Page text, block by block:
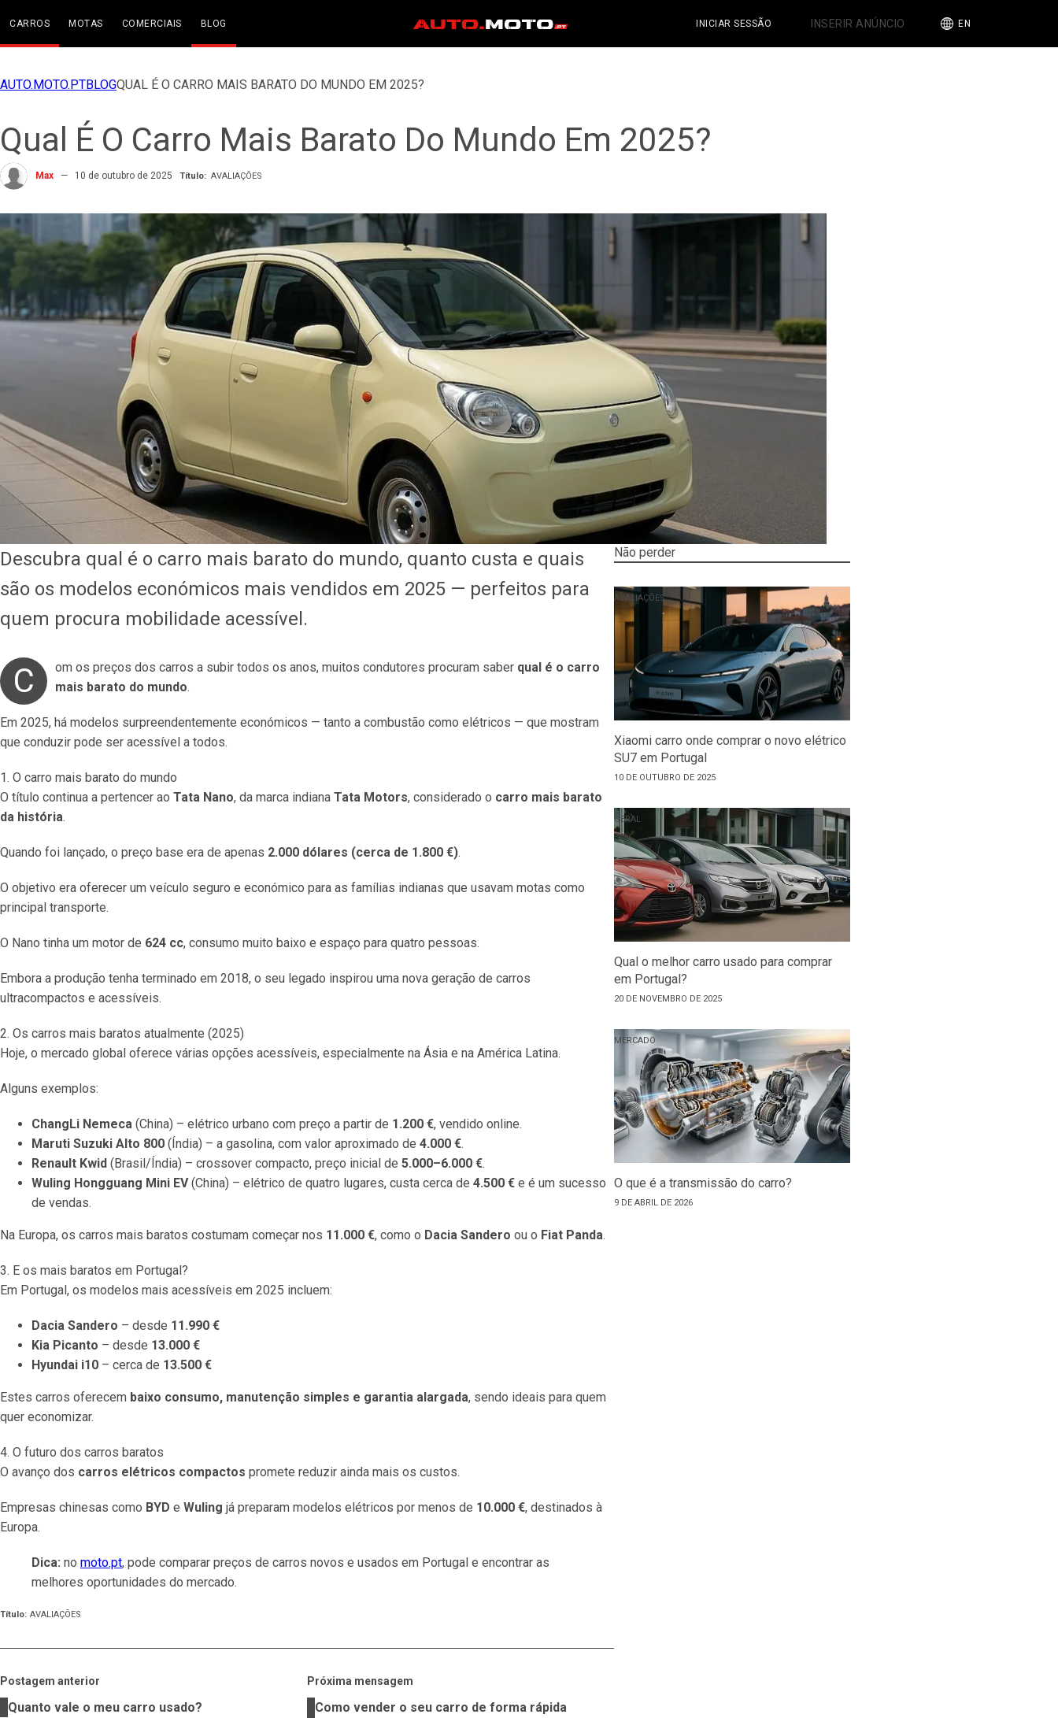
CARROS MOTAS COMERCIAIS BLOG INICIAR SESSÃO INSERIR ANÚNCIO EN
AUTO.MOTO.PTBLOGQUAL É O CARRO MAIS BARATO DO MUNDO EM 2025?
Qual É O Carro Mais Barato Do Mundo Em 2025?
Max — 10 de outubro de 2025 Título: AVALIAÇÕES
Descubra qual é o carro mais barato do mundo, quanto custa e quais
são os modelos económicos mais vendidos em 2025 — perfeitos para
quem procura mobilidade acessível.
C om os preços dos carros a subir todos os anos, muitos condutores procuram saber qual é o carro
mais barato do mundo.
Em 2025, há modelos surpreendentemente económicos — tanto a combustão como elétricos — que mostram
que conduzir pode ser acessível a todos.
1. O carro mais barato do mundo
O título continua a pertencer ao Tata Nano, da marca indiana Tata Motors, considerado o carro mais barato
da história.
Quando foi lançado, o preço base era de apenas 2.000 dólares (cerca de 1.800 €).
O objetivo era oferecer um veículo seguro e económico para as famílias indianas que usavam motas como
principal transporte.
O Nano tinha um motor de 624 cc, consumo muito baixo e espaço para quatro pessoas.
Embora a produção tenha terminado em 2018, o seu legado inspirou uma nova geração de carros
ultracompactos e acessíveis.
2. Os carros mais baratos atualmente (2025)
Hoje, o mercado global oferece várias opções acessíveis, especialmente na Ásia e na América Latina.
Alguns exemplos:
ChangLi Nemeca (China) – elétrico urbano com preço a partir de 1.200 €, vendido online.
Maruti Suzuki Alto 800 (Índia) – a gasolina, com valor aproximado de 4.000 €.
Renault Kwid (Brasil/Índia) – crossover compacto, preço inicial de 5.000–6.000 €.
Wuling Hongguang Mini EV(China) – elétrico de quatro lugares, custa cerca de 4.500 € e é um sucesso
de vendas.
Na Europa, os carros mais baratos costumam começar nos 11.000 €, como o Dacia Sandero ou o Fiat Panda.
3. E os mais baratos em Portugal?
Em Portugal, os modelos mais acessíveis em 2025 incluem:
Dacia Sandero – desde 11.990 €
Kia Picanto – desde 13.000 €
Hyundai i10 – cerca de 13.500 €
Estes carros oferecem baixo consumo, manutenção simples e garantia alargada, sendo ideais para quem
quer economizar.
4. O futuro dos carros baratos
O avanço dos carros elétricos compactos promete reduzir ainda mais os custos.
Empresas chinesas como BYD e Wuling já preparam modelos elétricos por menos de 10.000 €, destinados à
Europa.
Dica: no moto.pt, pode comparar preços de carros novos e usados em Portugal e encontrar as
melhores oportunidades do mercado.
Título: AVALIAÇÕES
Postagem anterior
Quanto vale o meu carro usado?
Próxima mensagem
Como vender o seu carro de forma rápida
Não perder
AVALIAÇÕES
Xiaomi carro onde comprar o novo elétrico
SU7 em Portugal
10 DE OUTUBRO DE 2025
GERAL
Qual o melhor carro usado para comprar
em Portugal?
20 DE NOVEMBRO DE 2025
MERCADO
O que é a transmissão do carro?
9 DE ABRIL DE 2026